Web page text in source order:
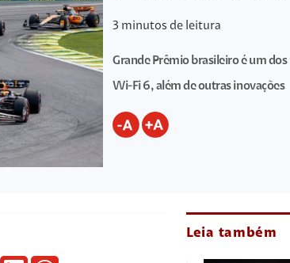
3 minutos de leitura
Grande Prêmio brasileiro é um
Wi-Fi 6, além de outras inovações
Leia também